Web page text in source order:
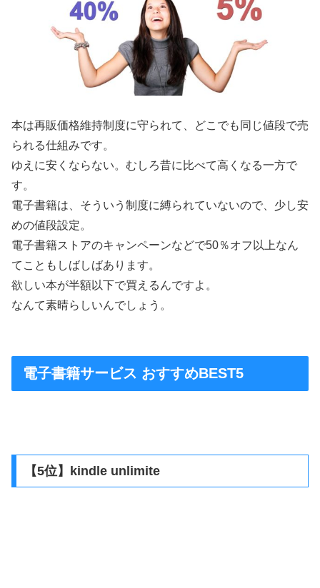
本は再販価格維持制度に守られて、どこでも同じ値段で売
られる仕組みです。
ゆえに安くならない。むしろ昔に比べて高くなる一方で
す。
電子書籍は、そういう制度に縛られていないので、少し安
めの値段設定。
電子書籍ストアのキャンペーンなどで50％オフ以上なん
てこともしばしばあります。
欲しい本が半額以下で買えるんですよ。
なんて素晴らしいんでしょう。
電子書籍サービス おすすめBEST5
【5位】kindle unlimite